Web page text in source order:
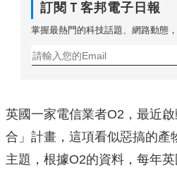
訂閱Ｔ客邦電子日報
掌握最熱門的科技話題、網路動態
英國一家電信業者O2，最近
合」計畫，這項看似惡搞的產
主題，根據O2的資料，每年